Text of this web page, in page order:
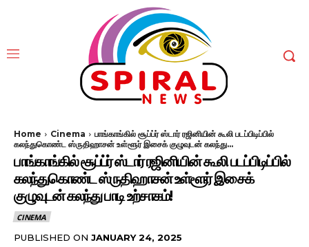
Home Cinema
பாங்காங்கில் சூப்ப்ர் ஸ்டார் ரஜினியின் கூலி படப்பிடிப்பில்
கலந்துகொண்ட ஸ்ருதிஹாசன் உள்ளூர் இசைக் குழுவுடன் கலந்து...
பாங்காங்கில் சூப்ப்ர் ஸ்டார் ரஜினியின் கூலி படப்பிடிப்பில்
கலந்துகொண்ட ஸ்ருதிஹாசன் உள்ளூர் இசைக்
குழுவுடன் கலந்து பாடி உற்சாகம்!
CINEMA
PUBLISHED ON JANUARY 24, 2025